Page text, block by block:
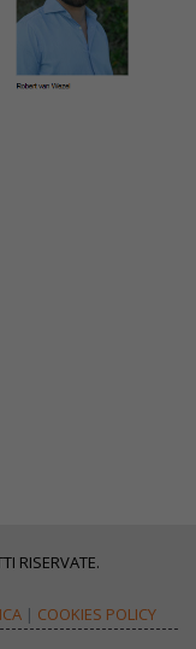
RISERVATE.
| COOKIES POLICY